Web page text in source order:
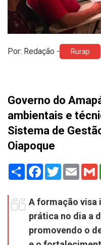
Por: Redação - Rurap
Governo do
ambientais e
Sistema de
Oiapoque
Share Facebook
TwitterEmail
A formação visa
prática no dia a
promovendo o